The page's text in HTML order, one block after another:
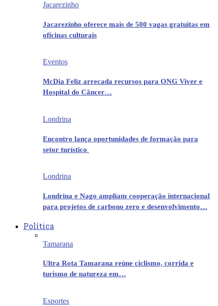
Jacarezinho
Jacarezinho oferece mais de 500 vagas gratuitas em
oficinas culturais
Eventos
McDia Feliz arrecada recursos para ONG Viver e
Hospital do Câncer…
Londrina
Encontro lança oportunidades de formação para
setor turístico
Londrina
Londrina e Nago ampliam cooperação internacional
para projetos de carbono zero e desenvolvimento…
Política
Tamarana
Ultra Rota Tamarana reúne ciclismo, corrida e
turismo de natureza em…
Esportes